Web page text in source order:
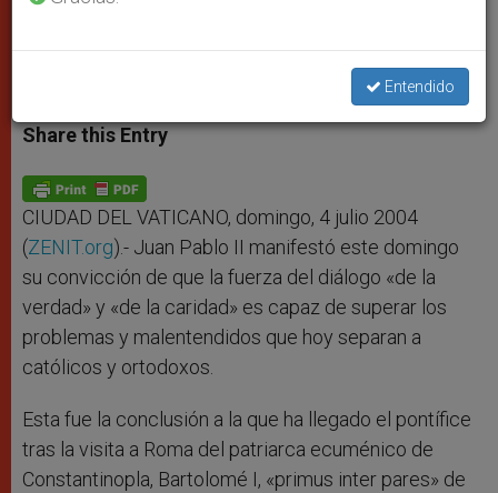
VATICANO
t
s
p
p
s
e
g
e
r
e
b
o
k
t r
Share this Entry
CIUDAD DEL VATICANO, domingo, 4 julio 2004
(ZENIT.org).- Juan Pablo II manifestó este domingo
su convicción de que la fuerza del diálogo «de la
verdad» y «de la caridad» es capaz de superar los
problemas y malentendidos que hoy separan a
católicos y ortodoxos.
Esta fue la conclusión a la que ha llegado el pontífice
tras la visita a Roma del patriarca ecuménico de
Constantinopla, Bartolomé I, «primus inter pares» de
Entendido